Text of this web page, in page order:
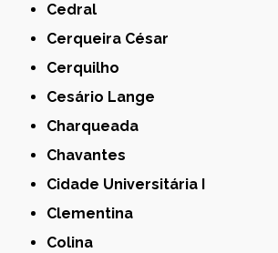
Cedral
Cerqueira César
Cerquilho
Cesário Lange
Charqueada
Chavantes
Cidade Universitária I
Clementina
Colina